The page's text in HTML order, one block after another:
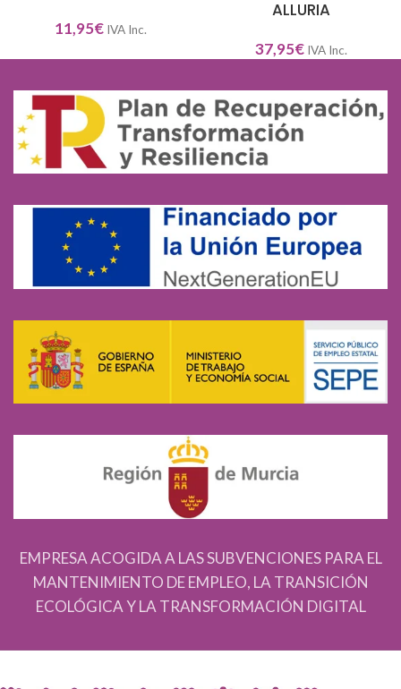
11,95€ IVA Inc.
ALLURIA
37,95€ IVA Inc.
EMPRESA ACOGIDA A LAS SUBVENCIONES PARA EL
MANTENIMIENTO DE EMPLEO, LA TRANSICIÓN
ECOLÓGICA Y LA TRANSFORMACIÓN DIGITAL